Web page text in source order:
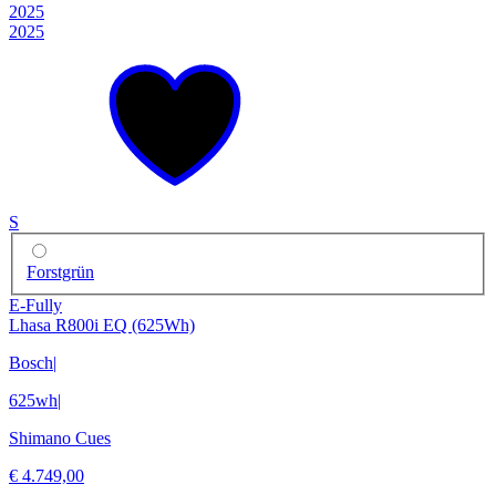
2025
2025
S
Forstgrün
E-Fully
Lhasa R800i EQ (625Wh)
Bosch|
625wh|
Shimano Cues
€ 4.749,00